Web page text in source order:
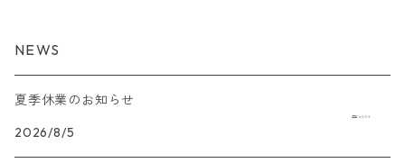
NEWS
夏季休業のお知らせ
2026/8/5